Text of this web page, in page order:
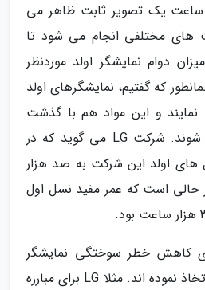
ساعت یک تصویر ثابت ظاهر می
های مختلفی انجام می شود تا
دوام نمایشگر اولد موردنظر
که گفتیم، نمایشگرهای اولد
نمایند و این مواد هم با گذشت
زمان دچار استهلاک می شوند. شرکت LG می گوید که در
های اولد این شرکت به صد هزار
است که عمر مفید نسل اول
کاهش خطر سوختگی نمایشگر
روینمودهای متفاوتی را اتخاذ نموده اند. مثلا LG برای مبارزه